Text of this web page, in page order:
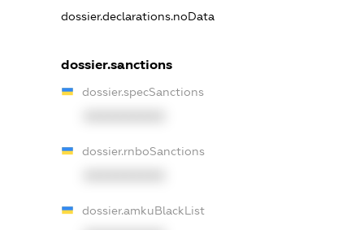
dossier.declarations.noData
dossier.sanctions
dossier.specSanctions
dossier.rnboSanctions
dossier.amkuBlackList